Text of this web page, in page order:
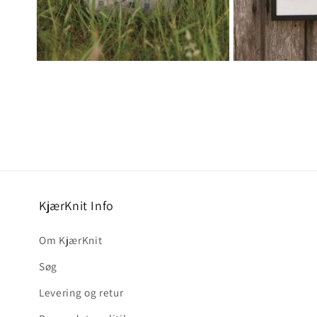
KjærKnit Info
Om KjærKnit
Søg
Levering og retur